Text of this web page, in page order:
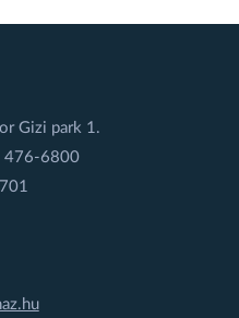
Gizi park 1.
476-6800